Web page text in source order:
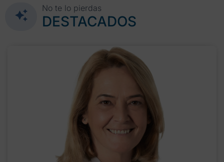
No te lo pierdas
DESTACADOS